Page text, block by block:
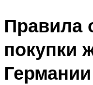
Правила
покупки
Германии